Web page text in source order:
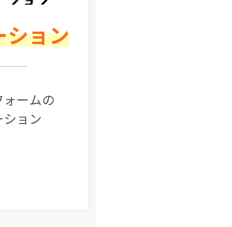
ション
ォームの
ション